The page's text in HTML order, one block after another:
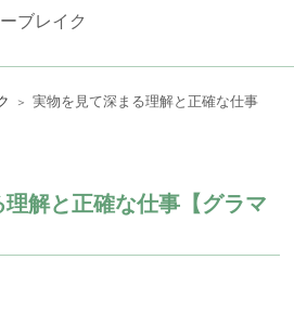
ブレイク
＞ 実物を見て深まる理解と正確な仕事
解と正確な仕事【グラマ